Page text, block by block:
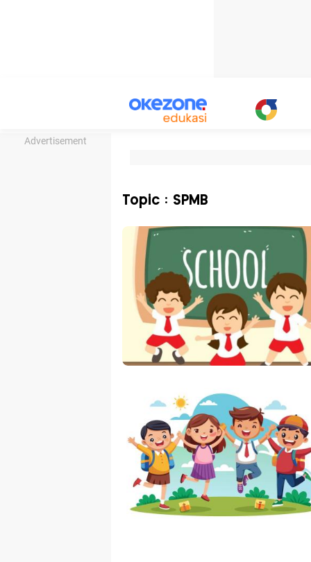
Advertisement
Topic : SPMB